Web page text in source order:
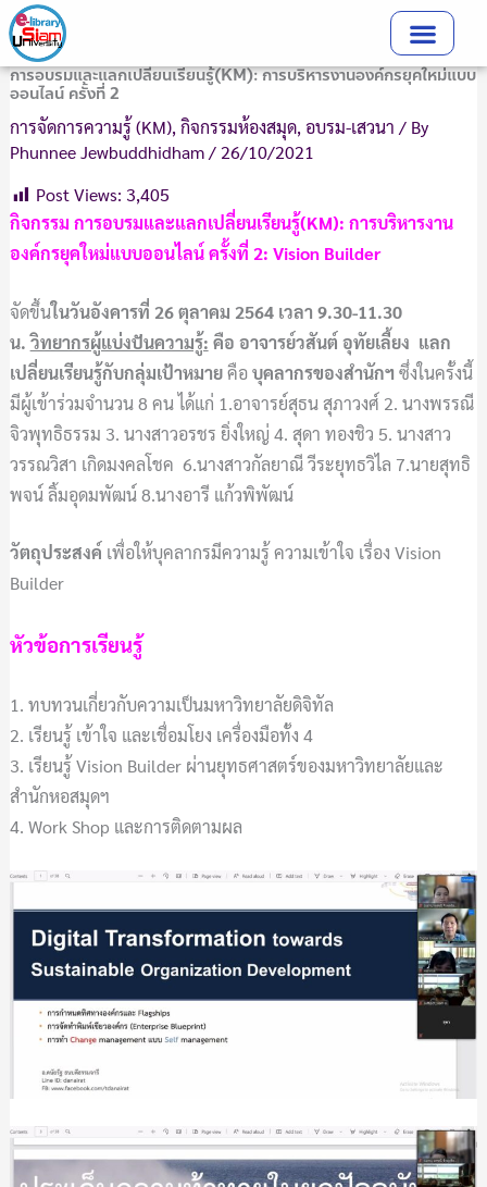
Skip
to
content
การอบรมและแลกเปลี่ยนเรียนรู้(KM): การบริหารงานองค์กรยุคใหม่แบบ
ออนไลน์ ครั้งที่ 2
การจัดการความรู้ (KM), กิจกรรมห้องสมุด, อบรม-เสวนา / By
Phunnee Jewbuddhidham/ 26/10/2021
Post Views: 3,405
กิจกรรม การอบรมและแลกเปลี่ยนเรียนรู้(KM): การบริหารงาน
องค์กรยุคใหม่แบบออนไลน์ ครั้งที่ 2: Vision Builder
จัดขึ้นในวันอังคารที่ 26 ตุลาคม 2564 เวลา 9.30-11.30
น. วิทยากรผู้แบ่งปันความรู้: คือ อาจารย์วสันต์ อุทัยเลี้ยง แลก
เปลี่ยนเรียนรู้กับกลุ่มเป้าหมายคือบุคลากรของสำนักฯ ซึ่งในครั้งนี้
มีผู้เข้าร่วมจำนวน 8 คน ได้แก่ 1.อาจารย์สุธน สุภาวงศ์ 2. นางพรรณี
จิวพุทธิธรรม 3. นางสาวอรชร ยิ่งใหญ่ 4. สุดา ทองชิว 5. นางสาว
วรรณวิสา เกิดมงคลโชค 6.นางสาวกัลยาณี วีระยุทธวิไล 7.นายสุทธิ
พจน์ ลิ้มอุดมพัฒน์ 8.นางอารี แก้วพิพัฒน์
วัตถุประสงค์ เพื่อให้บุคลากรมีความรู้ ความเข้าใจ เรื่อง Vision
Builder
หัวข้อการเรียนรู้
1. ทบทวนเกี่ยวกับความเป็นมหาวิทยาลัยดิจิทัล
2. เรียนรู้ เข้าใจ และเชื่อมโยง เครื่องมือทั้ง 4
3. เรียนรู้ Vision Builder ผ่านยุทธศาสตร์ของมหาวิทยาลัยและ
สำนักหอสมุดฯ
4. Work Shop และการติดตามผล